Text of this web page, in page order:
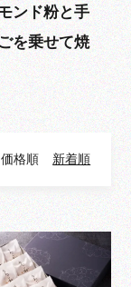
ンド粉と手
を乗せて焼
価格順 新着順